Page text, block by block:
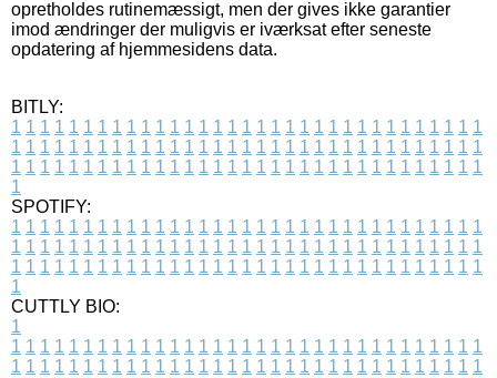
opretholdes rutinemæssigt, men der gives ikke garantier
imod ændringer der muligvis er iværksat efter seneste
opdatering af hjemmesidens data.
BITLY:
1 1 1 1 1 1 1 1 1 1 1 1 1 1 1 1 1 1 1 1 1 1 1 1 1 1 1 1 1 1 1 1 1
1 1 1 1 1 1 1 1 1 1 1 1 1 1 1 1 1 1 1 1 1 1 1 1 1 1 1 1 1 1 1 1 1
1 1 1 1 1 1 1 1 1 1 1 1 1 1 1 1 1 1 1 1 1 1 1 1 1 1 1 1 1 1 1 1 1
1
SPOTIFY:
1 1 1 1 1 1 1 1 1 1 1 1 1 1 1 1 1 1 1 1 1 1 1 1 1 1 1 1 1 1 1 1 1
1 1 1 1 1 1 1 1 1 1 1 1 1 1 1 1 1 1 1 1 1 1 1 1 1 1 1 1 1 1 1 1 1
1 1 1 1 1 1 1 1 1 1 1 1 1 1 1 1 1 1 1 1 1 1 1 1 1 1 1 1 1 1 1 1 1
1
CUTTLY BIO:
1
1 1 1 1 1 1 1 1 1 1 1 1 1 1 1 1 1 1 1 1 1 1 1 1 1 1 1 1 1 1 1 1 1
1 1 1 1 1 1 1 1 1 1 1 1 1 1 1 1 1 1 1 1 1 1 1 1 1 1 1 1 1 1 1 1 1